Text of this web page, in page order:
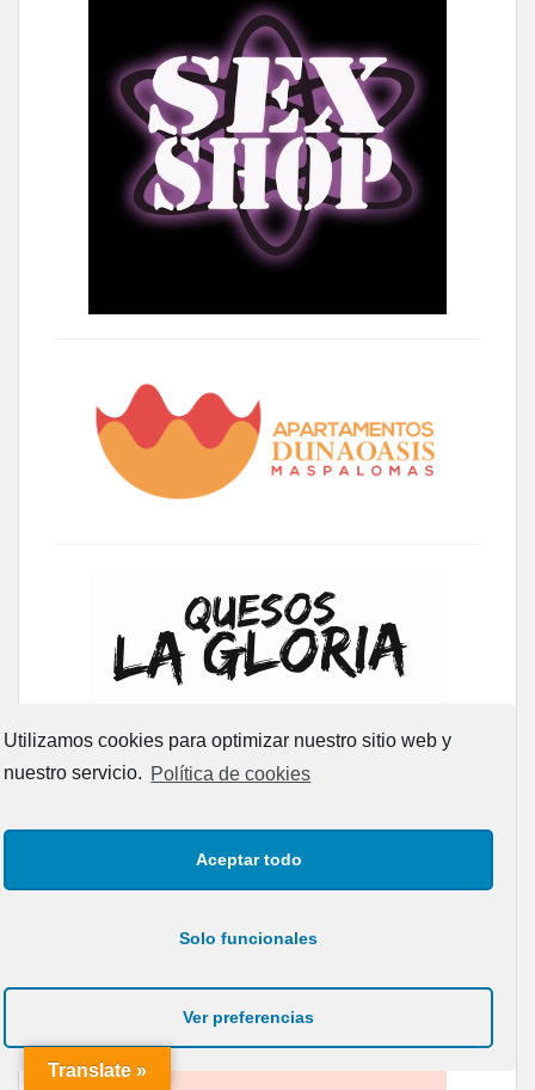
Utilizamos cookies para optimizar nuestro sitio web y
nuestro servicio. Política de cookies
Aceptar todo
Solo funcionales
Ver preferencias
Translate »